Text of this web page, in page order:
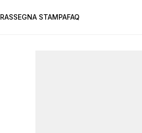
RASSEGNA STAMPAFAQ